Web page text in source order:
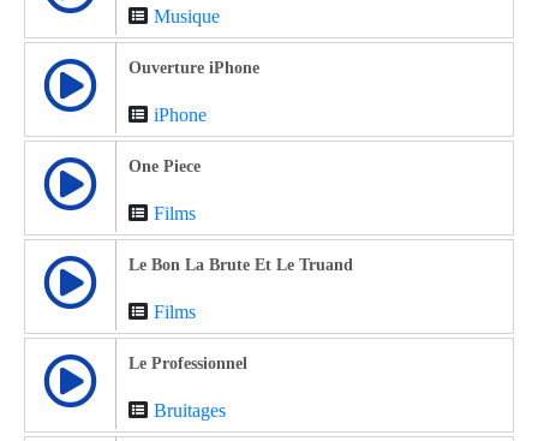
Musique
Ouverture iPhone
iPhone
One Piece
Films
Le Bon La Brute Et Le Truand
Films
Le Professionnel
Bruitages